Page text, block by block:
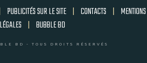
PUBLICITÉS SUR LE SITE | CONTACTS | MENTIONS
LÉGALES | BUBBLE BD
BD - TOUS DROITS RÉSERVÉS